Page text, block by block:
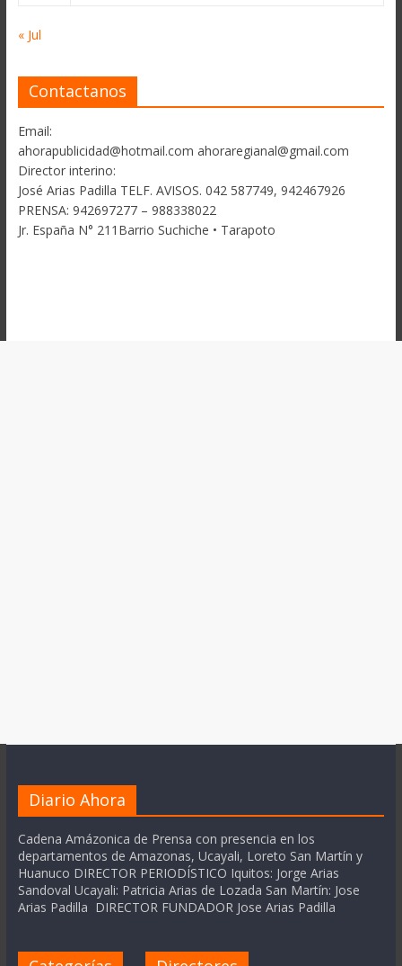
« Jul
Contactanos
Email:
ahorapublicidad@hotmail.com ahoraregianal@gmail.com
Director interino:
José Arias Padilla TELF. AVISOS. 042 587749, 942467926
PRENSA: 942697277 – 988338022
Jr. España N° 211Barrio Suchiche • Tarapoto
Diario Ahora
Cadena Amázonica de Prensa con presencia en los
departamentos de Amazonas, Ucayali, Loreto San Martín y
Huanuco DIRECTOR PERIODÍSTICO Iquitos: Jorge Arias
Sandoval Ucayali: Patricia Arias de Lozada San Martín: Jose
Arias Padilla DIRECTOR FUNDADOR Jose Arias Padilla